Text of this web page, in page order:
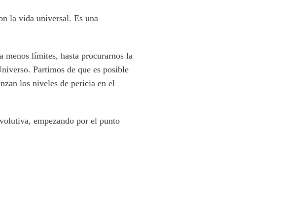
la vida universal. Es una
menos límites, hasta procurarnos la
Partimos de que es posible
los niveles de pericia en el
empezando por el punto